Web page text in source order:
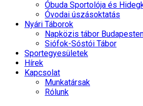
Óbuda Sportolója és
Óvodai úszásoktatás
Nyári Táborok
Napközis tábor
Siófok-Sóstói Tábor
Sportegyesületek
Hírek
Kapcsolat
Munkatársak
Rólunk